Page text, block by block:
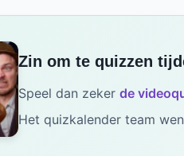
Zin om te quizzen
Speel dan zeker de
Het quizkalender team